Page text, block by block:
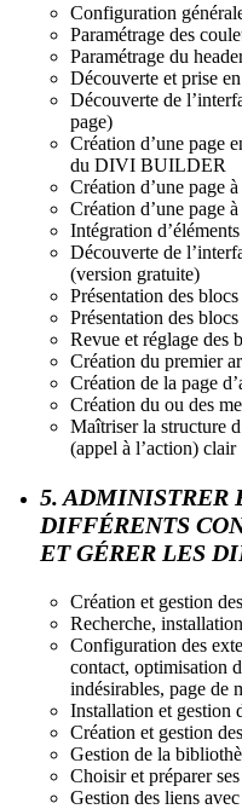
Configuration
Paramétrage des
Paramétrage du
Découverte et prise
Découverte de
page)
Création d’une page
du DIVI BUILDER
Création d’une page
Création d’une page
Intégration
Découverte de
(version gratuite)
Présentation des
Présentation des
Revue et réglage des
Création du premier
Création de la page
Création du ou des
Maîtriser la structure
(appel à l’action) clair
5. ADMINISTRER
DIFFÉRENTS
ET GÉRER LES
Création et gestion
Recherche,
Configuration des
contact, optimisation
indésirables, page de
Installation et gestion
Création et gestion
Gestion de la
Choisir et préparer
Gestion des liens